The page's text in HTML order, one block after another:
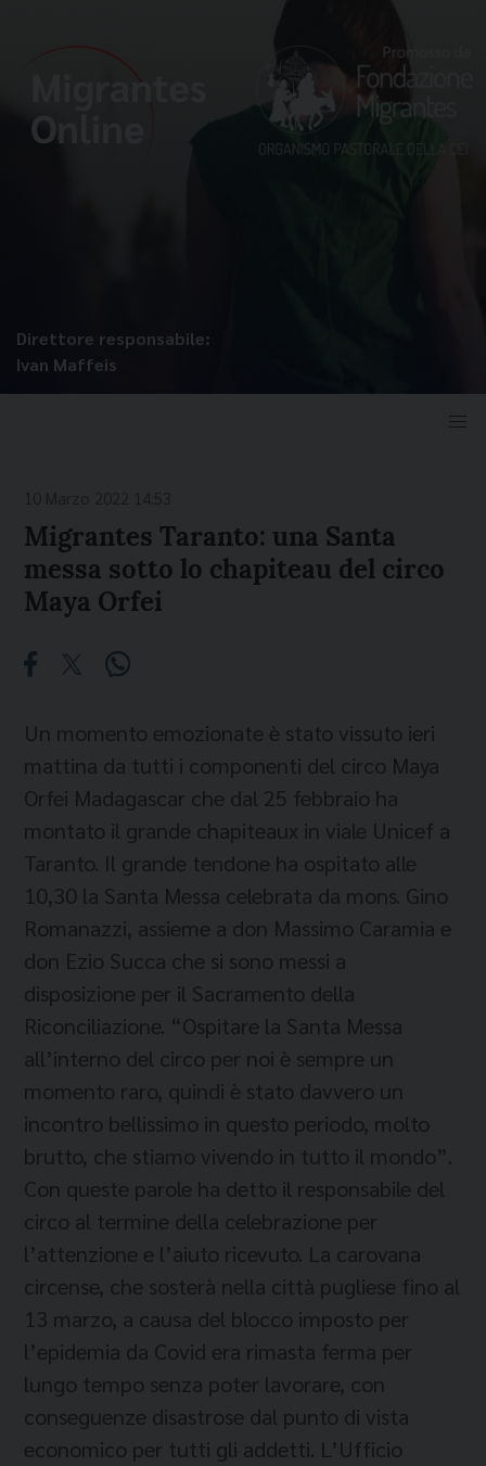
Direttore responsabile:
Ivan Maffeis
Migrantes Taranto: una Santa
messa sotto lo chapiteau del circo
Maya Orfei
Un momento emozionate è stato vissuto ieri
mattina da tutti i componenti del circo Maya
Orfei Madagascar che dal 25 febbraio ha
montato il grande chapiteaux in viale Unicef a
Taranto. Il grande tendone ha ospitato alle
10,30 la Santa Messa celebrata da mons. Gino
Romanazzi, assieme a don Massimo Caramia e
don Ezio Succa che si sono messi a
disposizione per il Sacramento della
Riconciliazione. “Ospitare la Santa Messa
all’interno del circo per noi è sempre un
momento raro, quindi è stato davvero un
incontro bellissimo in questo periodo, molto
brutto, che stiamo vivendo in tutto il mondo”.
Con queste parole ha detto il responsabile del
circo al termine della celebrazione per
l’attenzione e l’aiuto ricevuto. La carovana
circense, che sosterà nella città pugliese fino al
13 marzo, a causa del blocco imposto per
l’epidemia da Covid era rimasta ferma per
lungo tempo senza poter lavorare, con
conseguenze disastrose dal punto di vista
economico per tutti gli addetti. L’Ufficio